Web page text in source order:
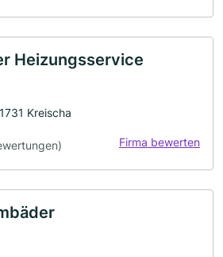
Heizungsservice
Kreischa
Firma bewerten